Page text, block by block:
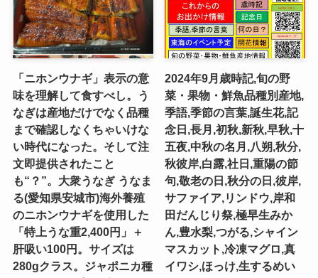
「ニホンウナギ」表示の意
味を理解して食すべし。う
なぎは産地だけでなく品種
まで確認しなくちゃいけな
い時代になった。そして注
文即提供されたこと
も“？”。大衆うなぎ うなま
る(愛知県安城市)海外養殖
のニホンウナギを使用した
「特上うな重2,400円」＋
肝吸い100円。サイズは
280gクラス。ジャポニカ種
2024年9月歳時記,旬の野
菜・果物・鮮魚品種別産地,
季語,季節の言葉,誕生花,記
念日,長月,初秋,新秋,早秋,十
五夜,中秋の名月,八朔,秋分,
秋彼岸,白露,社日,重陽の節
句,敬老の日,秋分の日,彼岸,
サファイア,リンドウ,岸和
田だんじり祭,極早生みか
ん,豊水梨,つがる,シャイン
マスカット,冷凍マグロ,真
イワシ,ほっけ,生するめい